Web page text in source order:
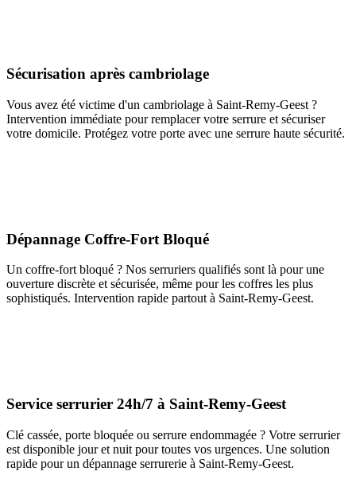
Sécurisation après cambriolage
Vous avez été victime d'un cambriolage à Saint-Remy-Geest ?
Intervention immédiate pour remplacer votre serrure et sécuriser
votre domicile. Protégez votre porte avec une serrure haute sécurité.
Dépannage Coffre-Fort Bloqué
Un coffre-fort bloqué ? Nos serruriers qualifiés sont là pour une
ouverture discrète et sécurisée, même pour les coffres les plus
sophistiqués. Intervention rapide partout à Saint-Remy-Geest.
Service serrurier 24h/7 à Saint-Remy-Geest
Clé cassée, porte bloquée ou serrure endommagée ? Votre serrurier
est disponible jour et nuit pour toutes vos urgences. Une solution
rapide pour un dépannage serrurerie à Saint-Remy-Geest.